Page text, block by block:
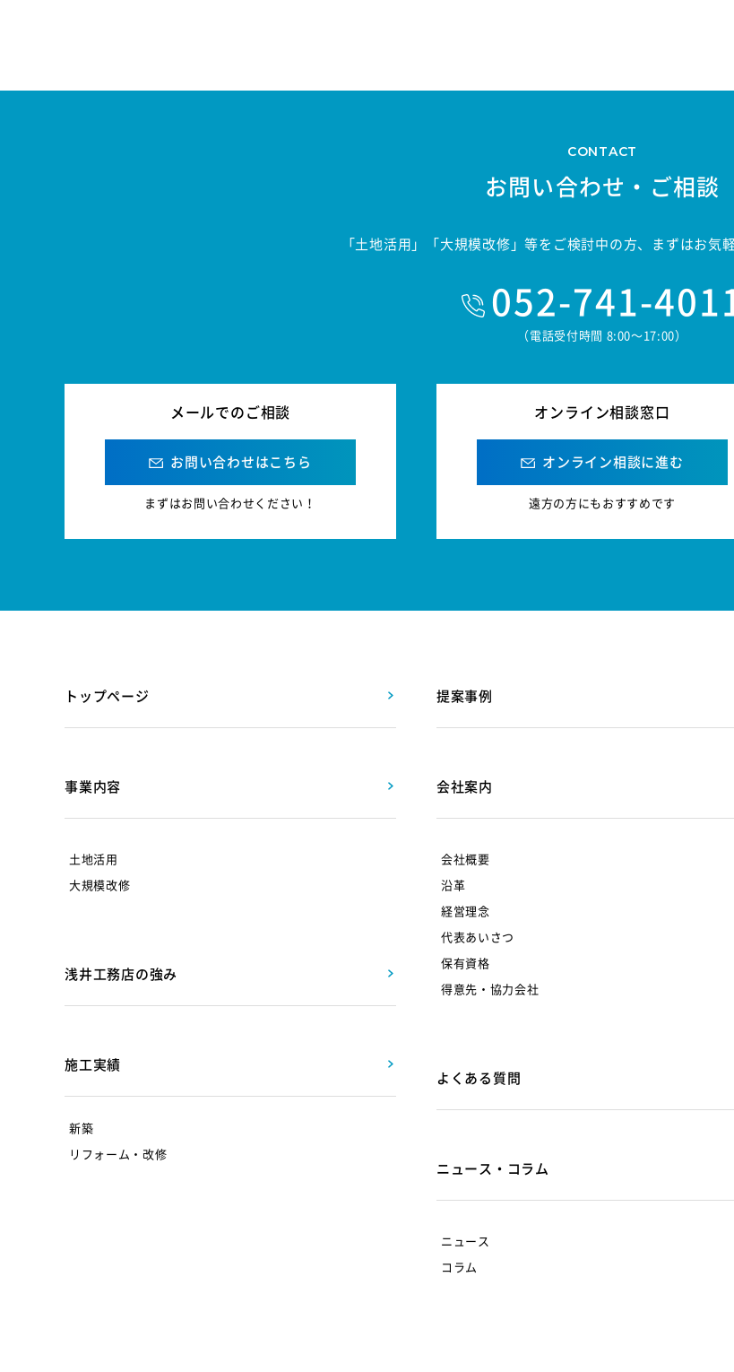
お問い合わせ・ご相談
「土地活用」「大規模改修」等をご検討中の方、まずはお気
052-741-
（電話受付時間 8:00〜17:00）
メールでのご相談
お問い合わせはこちら
まずはお問い合わせください！
オンライン相談窓口
オンライン相談に進む
遠方の方にもおすすめです
トップページ
事業内容
土地活用
大規模改修
浅井工務店の強み
施工実績
新築
リフォーム・改修
提案事例
会社案内
会社概要
沿革
経営理念
代表あいさつ
保有資格
得意先・協力会社
よくある質問
ニュース・コラム
ニュース
コラム